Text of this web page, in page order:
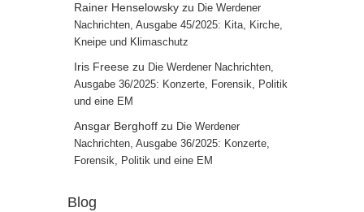
Rainer Henselowsky zu Die Werdener
Nachrichten, Ausgabe 45/2025: Kita, Kirche,
Kneipe und Klimaschutz
Iris Freese zu Die Werdener Nachrichten,
Ausgabe 36/2025: Konzerte, Forensik, Politik
und eine EM
Ansgar Berghoff zu Die Werdener
Nachrichten, Ausgabe 36/2025: Konzerte,
Forensik, Politik und eine EM
Blog